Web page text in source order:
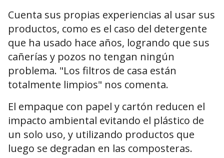
Cuenta sus propias experiencias al usar sus
productos, como es el caso del detergente
que ha usado hace años, logrando que sus
cañerías y pozos no tengan ningún
problema. "Los filtros de casa están
totalmente limpios" nos comenta.
El empaque con papel y cartón reducen el
impacto ambiental evitando el plástico de
un solo uso, y utilizando productos que
luego se degradan en las composteras.